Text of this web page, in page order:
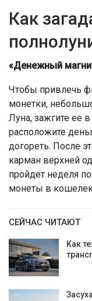
Как
«Денежный
Чтобы привлечь
монетки,
Луна, зажгите ее
расположите
догореть. После
карман верхней
пройдет неделя
монеты в кошелек
СЕЙЧАС ЧИТАЮТ
Как